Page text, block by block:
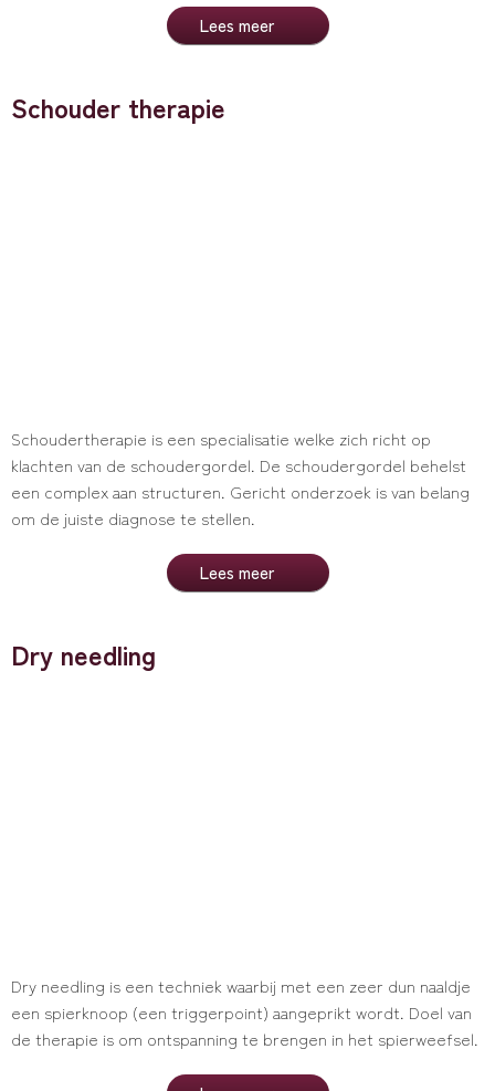
Lees meer
Schouder therapie
Schoudertherapie is een specialisatie welke zich richt op
klachten van de schoudergordel. De schoudergordel behelst
een complex aan structuren. Gericht onderzoek is van belang
om de juiste diagnose te stellen.
Lees meer
Dry needling
Dry needling is een techniek waarbij met een zeer dun naaldje
een spierknoop (een triggerpoint) aangeprikt wordt. Doel van
de therapie is om ontspanning te brengen in het spierweefsel.